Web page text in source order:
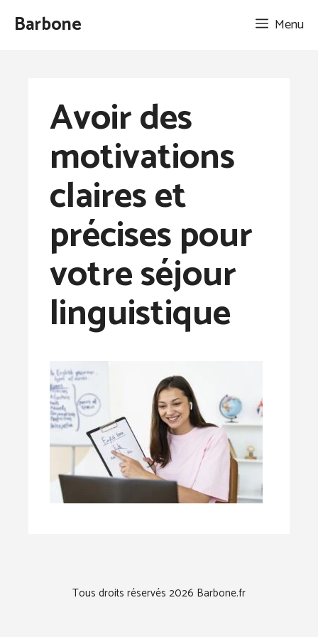
AllerBarbone Menu
Avoir des
motivations
claires et
précises pour
votre séjour
linguistique
Tous droits réservés 2026 Barbone.fr